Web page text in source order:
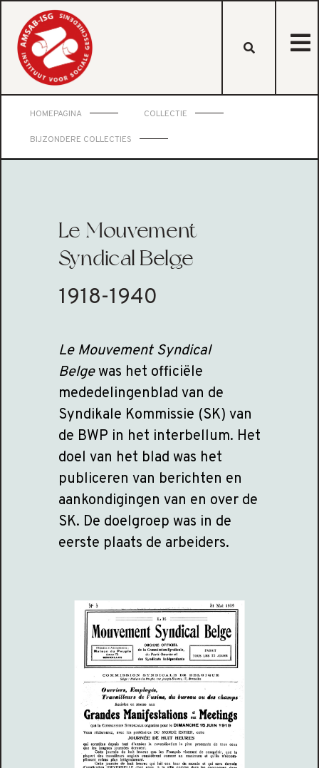
HOMEPAGINA COLLECTIE
BIJZONDERE COLLECTIES
Le Mouvement
Syndical Belge
1918-1940
Le Mouvement Syndical
Belgewas het officiële
mededelingenblad van de
Syndikale Kommissie (SK) van
de BWP in het interbellum. Het
doel van het blad was het
publiceren van berichten en
aankondigingen van en over de
SK. De doelgroep was in de
eerste plaats de arbeiders.